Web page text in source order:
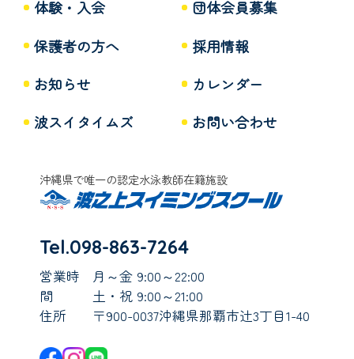
体験・入会
団体会員募集
保護者の方へ
採用情報
お知らせ
カレンダー
波スイタイムズ
お問い合わせ
沖縄県で唯一の認定水泳教師在籍施設
Tel.098-863-7264
営業時
間
月～金 9:00～22:00
土・祝 9:00～21:00
住所
〒900-0037沖縄県那覇市辻3丁目1-40